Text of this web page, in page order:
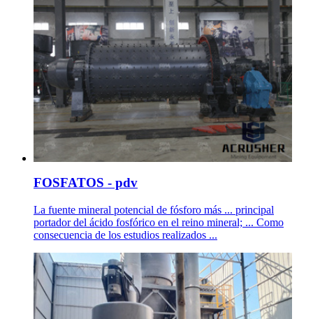
FOSFATOS - pdv
La fuente mineral potencial de fósforo más ... principal
portador del ácido fosfórico en el reino mineral; ... Como
consecuencia de los estudios realizados ...